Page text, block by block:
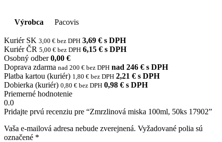
Výrobca Pacovis
Kuriér SK 3,00 € bez DPH 3,69 € s DPH
Kuriér ČR 5,00 € bez DPH 6,15 € s DPH
Osobný odber 0,00 €
Doprava zdarma nad 200 € bez DPH nad 246 € s DPH
Platba kartou (kuriér) 1,80 € bez DPH 2,21 € s DPH
Dobierka (kuriér) 0,80 € bez DPH 0,98 € s DPH
Priemerné hodnotenie
0.0
Pridajte prvú recenziu pre “Zmrzlinová miska 100ml, 50ks 17902”
Vaša e-mailová adresa nebude zverejnená. Vyžadované polia sú
označené *